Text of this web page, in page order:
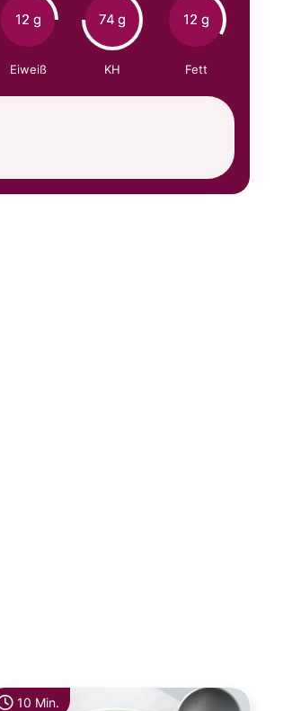
12 g
Eiweiß
74 g
KH
12 g
Fett
10 Min.